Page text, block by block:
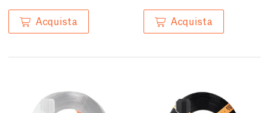
Acquista Acquista